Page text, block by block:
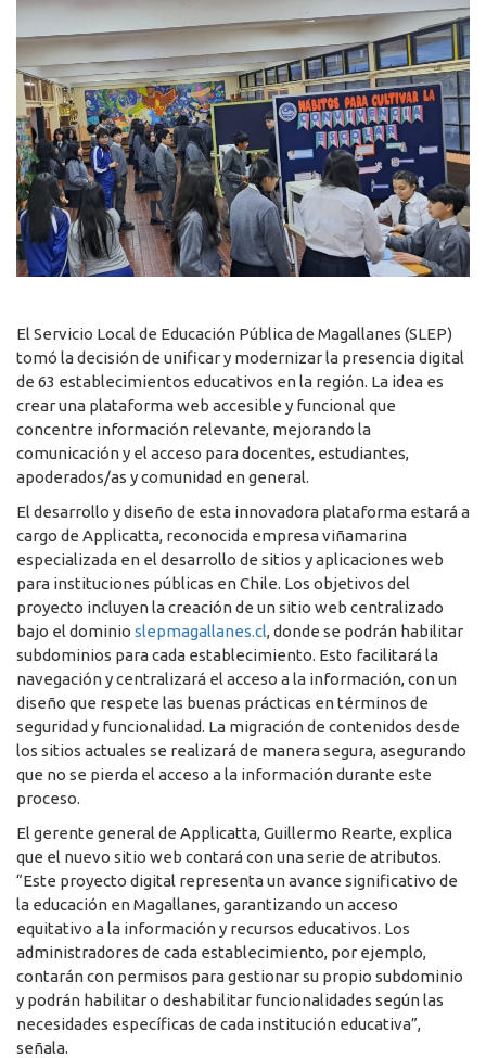
El Servicio Local de Educación Pública de Magallanes (SLEP)
tomó la decisión de unificar y modernizar la presencia digital
de 63 establecimientos educativos en la región. La idea es
crear una plataforma web accesible y funcional que
concentre información relevante, mejorando la
comunicación y el acceso para docentes, estudiantes,
apoderados/as y comunidad en general.
El desarrollo y diseño de esta innovadora plataforma estará a
cargo de Applicatta, reconocida empresa viñamarina
especializada en el desarrollo de sitios y aplicaciones web
para instituciones públicas en Chile. Los objetivos del
proyecto incluyen la creación de un sitio web centralizado
bajo el dominio slepmagallanes.cl, donde se podrán habilitar
subdominios para cada establecimiento. Esto facilitará la
navegación y centralizará el acceso a la información, con un
diseño que respete las buenas prácticas en términos de
seguridad y funcionalidad. La migración de contenidos desde
los sitios actuales se realizará de manera segura, asegurando
que no se pierda el acceso a la información durante este
proceso.
El gerente general de Applicatta, Guillermo Rearte, explica
que el nuevo sitio web contará con una serie de atributos.
“Este proyecto digital representa un avance significativo de
la educación en Magallanes, garantizando un acceso
equitativo a la información y recursos educativos. Los
administradores de cada establecimiento, por ejemplo,
contarán con permisos para gestionar su propio subdominio
y podrán habilitar o deshabilitar funcionalidades según las
necesidades específicas de cada institución educativa”,
señala.